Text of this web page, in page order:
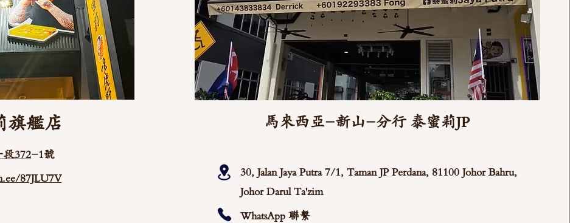
艦店
372-1號
87JLU7V
馬來西亞-新山-分行 泰蜜莉JP
30, Jalan Jaya Putra 7/1, Taman JP Perdana, 81100 Johor Bahru,
Johor Darul Ta'zim
WhatsApp 聯繫